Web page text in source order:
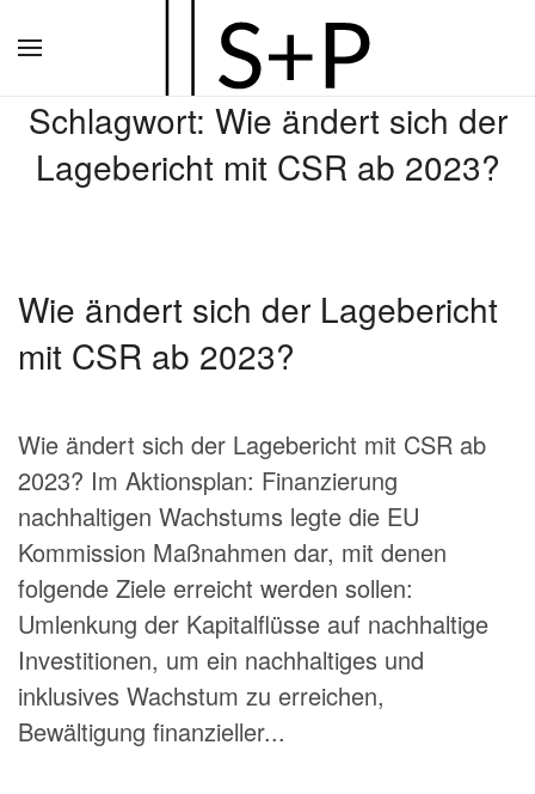
Hauptinhalt
springen
Schlagwort: Wie ändert sich der
Lagebericht mit CSR ab 2023?
Wie ändert sich der Lagebericht
mit CSR ab 2023?
Wie ändert sich der Lagebericht mit CSR ab
2023? Im Aktionsplan: Finanzierung
nachhaltigen Wachstums legte die EU
Kommission Maßnahmen dar, mit denen
folgende Ziele erreicht werden sollen:
Umlenkung der Kapitalflüsse auf nachhaltige
Investitionen, um ein nachhaltiges und
inklusives Wachstum zu erreichen,
Bewältigung finanzieller...